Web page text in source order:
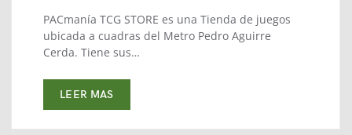
PACmanía TCG STORE es una Tienda de juegos
ubicada a cuadras del Metro Pedro Aguirre
Cerda. Tiene sus…
LEER MAS